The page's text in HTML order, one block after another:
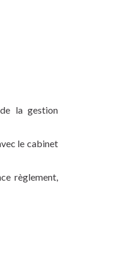
la gestion
le cabinet
règlement,